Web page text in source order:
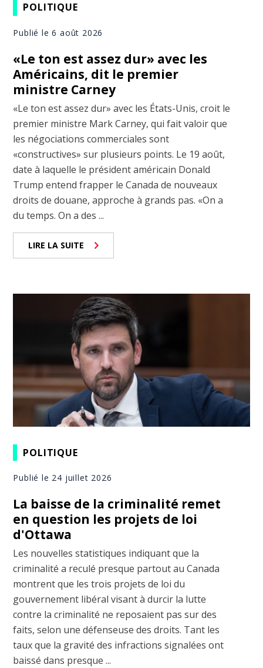
POLITIQUE
Publié le 6 août 2026
«Le ton est assez dur» avec les
Américains, dit le premier
ministre Carney
«Le ton est assez dur» avec les États-Unis, croit le
premier ministre Mark Carney, qui fait valoir que
les négociations commerciales sont
«constructives» sur plusieurs points. Le 19 août,
date à laquelle le président américain Donald
Trump entend frapper le Canada de nouveaux
droits de douane, approche à grands pas. «On a
du temps. On a des ...
LIRE LA SUITE
POLITIQUE
Publié le 24 juillet 2026
La baisse de la criminalité remet
en question les projets de loi
d'Ottawa
Les nouvelles statistiques indiquant que la
criminalité a reculé presque partout au Canada
montrent que les trois projets de loi du
gouvernement libéral visant à durcir la lutte
contre la criminalité ne reposaient pas sur des
faits, selon une défenseuse des droits. Tant les
taux que la gravité des infractions signalées ont
baissé dans presque ...